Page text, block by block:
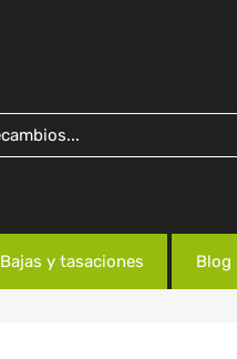
Bajas y tasaciones Blog